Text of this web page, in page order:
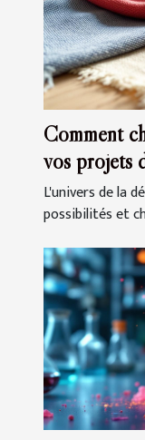
Comment
vos projets
L'univers de la
possibilités et